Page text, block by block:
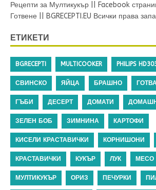
Рецепти за Мултикукър
Facebook
Готвене
BGRECEPTI.EU Всички права
ЕТИКЕТИ
BGRECEPTI MULTICOOKER PHILIPS
СВИНСКО ЯЙЦА БРАШНО
ГЪБИ ДЕСЕРТ ДОМАТИ
ЗЕЛЕН БОБ ЗИМНИНА КАРТОФИ
КИСЕЛИ КРАСТАВИЧКИ КОРНИШОНИ
КРАСТАВИЧКИ КУКЪР ЛУК МЕСО
МУЛТИКУКЪР ОРИЗ ПЕЧУРКИ